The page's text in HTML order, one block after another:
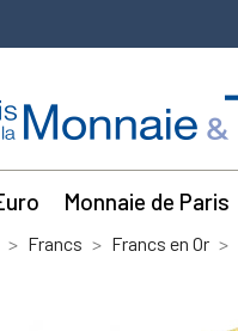
Monnaie de Paris
Francs Francs en Or